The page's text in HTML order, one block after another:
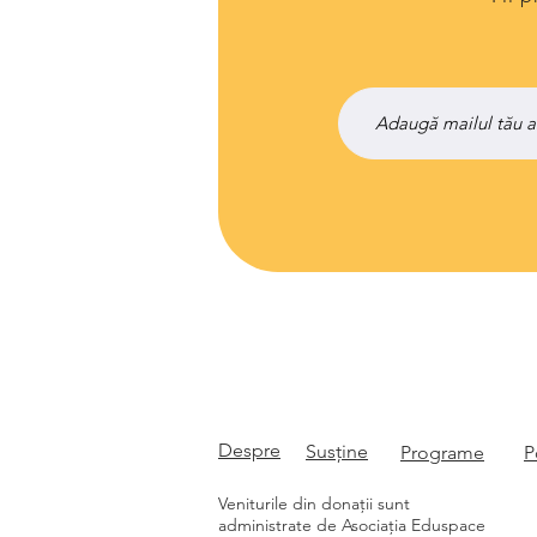
Despre Susține Programe
Veniturile din donații sunt
administrate de Asociația Eduspace